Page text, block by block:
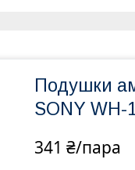
Подушки
SONY WH-
341 ₴/пара